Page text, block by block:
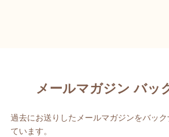
メールマガジン バッ
過去にお送りしたメールマガジンをバッ
ています。